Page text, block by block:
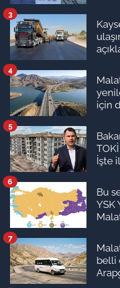
3
için
4
İşte
5
Bu
YSK
6
belli
7